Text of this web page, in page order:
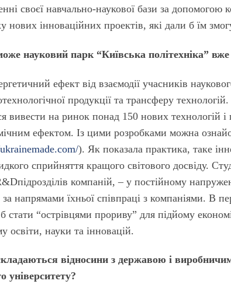
своєї навчально-наукової бази за допомогою
нових інноваційних проектів, які дали б їм
науковий парк “Київська політехніка”
ефект від взаємодії учасників
продукції та трансферу
вивести на ринок понад 150 нових технологій і
ефектом. Із цими розробками можна
). Як показала практика, таке
сприйняття кращого світового досвіду.
компаній, – у постійному
за напрямами їхньої співпраці з компаніями. В
стати “острівцями прориву” для підйому
освіти, науки та інновацій.
відносини з державою і
університету?